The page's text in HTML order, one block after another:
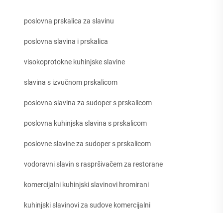
poslovna prskalica za slavinu
poslovna slavina i prskalica
visokoprotokne kuhinjske slavine
slavina s izvučnom prskalicom
poslovna slavina za sudoper s prskalicom
poslovna kuhinjska slavina s prskalicom
poslovne slavine za sudoper s prskalicom
vodoravni slavin s raspršivačem za restorane
komercijalni kuhinjski slavinovi hromirani
kuhinjski slavinovi za sudove komercijalni